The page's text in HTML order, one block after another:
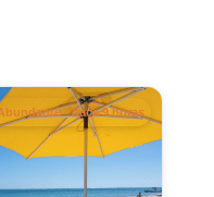
· hace 9 horas